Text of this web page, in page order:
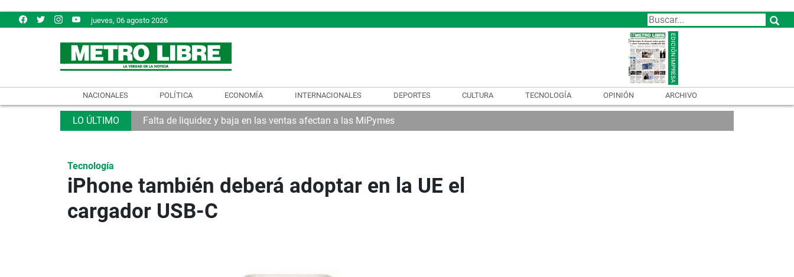
jueves, 06 agosto 2026
NACIONALES POLÍTICA ECONOMÍA INTERNACIONALES DEPORTES CULTURA TECNOLOGÍA OPINIÓN ARCHIVO
Falta de liquidez y baja en las ventas afectan a las MiPymes
Tecnología
iPhone también deberá adoptar en la UE el
cargador USB-C